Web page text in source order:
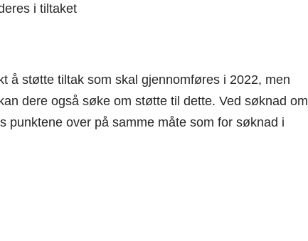
i tiltaket
å støtte tiltak som skal gjennomføres i 2022, men
dere også søke om støtte til dette. Ved søknad om
punktene over på samme måte som for søknad i